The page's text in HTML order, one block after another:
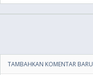
TAMBAHKAN KOMENTAR BARU